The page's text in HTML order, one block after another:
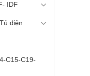
IDF
điện
C15-C19-